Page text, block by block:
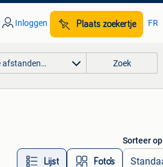
Inloggen Plaats zoekertje FR
afstanden… Zoek
Lijst Foto’s
Sorteer op